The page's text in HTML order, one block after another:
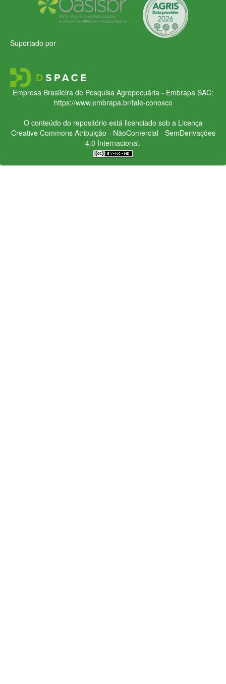
Suportado por
Empresa Brasileira de Pesquisa Agropecuária - Embrapa SAC:
https://www.embrapa.br/fale-conosco
O conteúdo do repositório está licenciado sob a Licença
Creative CommonsAtribuição - NãoComercial - SemDerivações
4.0 Internacional.